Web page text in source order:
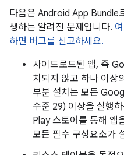
다음은 Android App Bundle
생하는 알려진 문제입니다.
하면 버그를 신고하세요.
사이드로드된 앱, 즉
치되지 않고 하나 이상
부분 설치는 모든
수준 29) 이상을 실행
Play 스토어를 통해 앱
모든 필수 구성요소가